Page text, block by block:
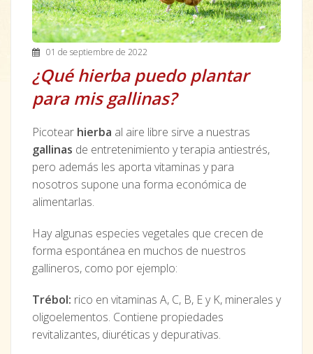
01 de septiembre de 2022
¿Qué hierba puedo plantar
para mis gallinas?
Picotear hierba al aire libre sirve a nuestras
gallinas de entretenimiento y terapia antiestrés,
pero además les aporta vitaminas y para
nosotros supone una forma económica de
alimentarlas.
Hay algunas especies vegetales que crecen de
forma espontánea en muchos de nuestros
gallineros, como por ejemplo:
Trébol: rico en vitaminas A, C, B, E y K, minerales y
oligoelementos. Contiene propiedades
revitalizantes, diuréticas y depurativas.